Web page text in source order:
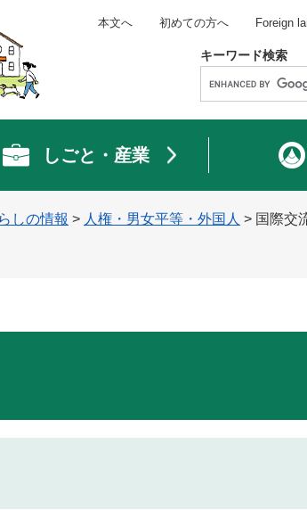
本文へ 初めての方へ Foreign
キーワード検索
しごと・産業
しの情報 > 人権・男女平等・外国人 > 国際交